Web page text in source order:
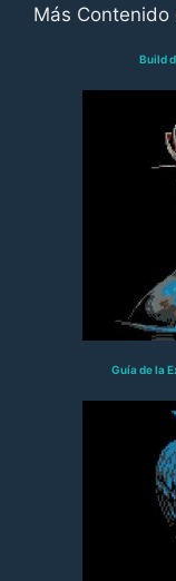
Más
Build
Guía de la